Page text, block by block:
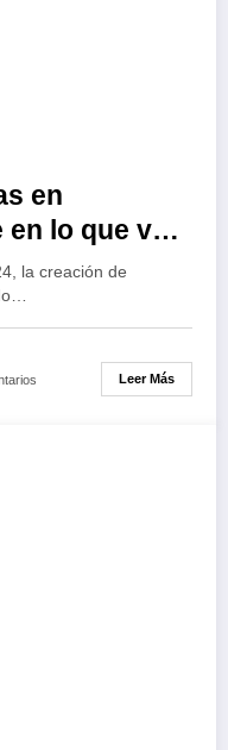
en
en lo que va
la creación de
Leer Más